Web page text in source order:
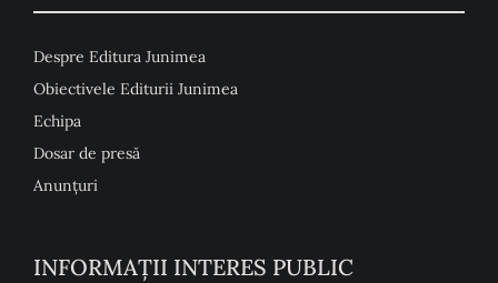
Despre Editura Junimea
Obiectivele Editurii Junimea
Echipa
Dosar de presă
Anunţuri
INFORMAȚII INTERES PUBLIC